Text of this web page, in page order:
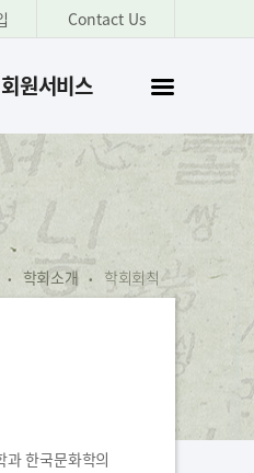
Contact Us
회원서비스
사이트
• 학회소개 • 학회회칙
한국문화학의